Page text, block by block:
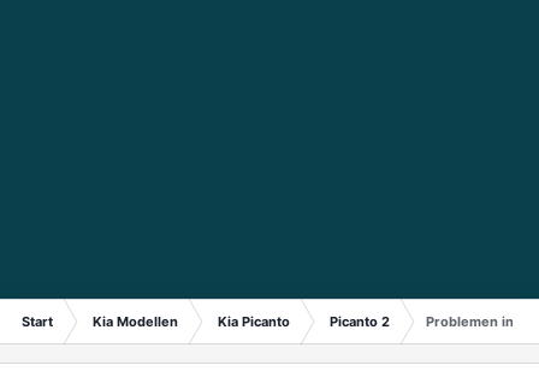
Start Kia Modellen Kia Picanto Picanto 2 Problemen